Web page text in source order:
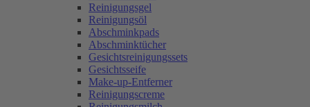
Reinigungsgel
Reinigungsöl
Abschminkpads
Abschminktücher
Gesichtsreinigungssets
Gesichtsseife
Make-up-Entferner
Reinigungscreme